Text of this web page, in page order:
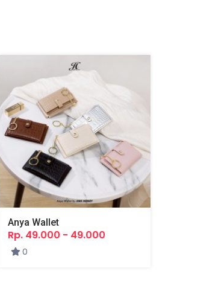
Anya Wallet
Rp. 49.000 - 49.000
0